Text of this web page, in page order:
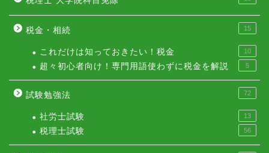
税金・相続 15
これだけは知っておきたい！税金 10
超々初心者向け！専門用語使わずに税金を解説 5
試験勉強法 72
社労士試験 13
税理士試験 56